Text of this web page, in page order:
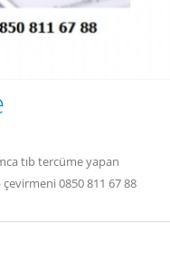
tıb tercüme yapan
0850 811 67 88